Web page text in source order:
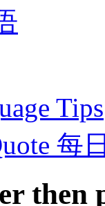
Tips
每
then